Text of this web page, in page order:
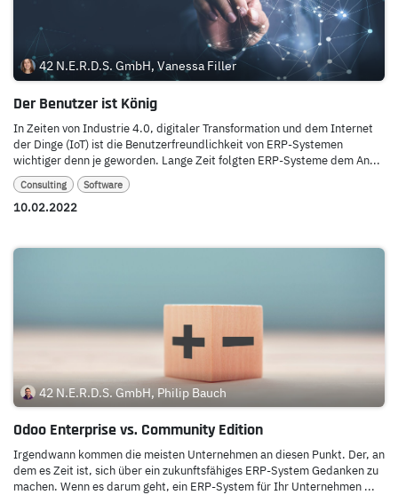
42 N.E.R.D.S. GmbH, Vanessa Filler
Der Benutzer ist König
In Zeiten von Industrie 4.0, digitaler Transformation und dem Internet
der Dinge (IoT) ist die Benutzerfreundlichkeit von ERP-Systemen
wichtiger denn je geworden. Lange Zeit folgten ERP-Systeme dem An...
Consulting Software
10.02.2022
42 N.E.R.D.S. GmbH, Philip Bauch
Odoo Enterprise vs. Community Edition
Irgendwann kommen die meisten Unternehmen an diesen Punkt. Der, an
dem es Zeit ist, sich über ein zukunftsfähiges ERP-System Gedanken zu
machen. Wenn es darum geht, ein ERP-System für Ihr Unternehmen ...